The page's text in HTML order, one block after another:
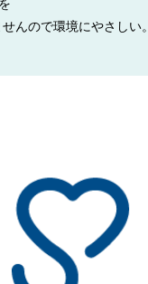
んので環境にやさしい。